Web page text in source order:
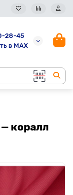
28-45
в MAX
коралл